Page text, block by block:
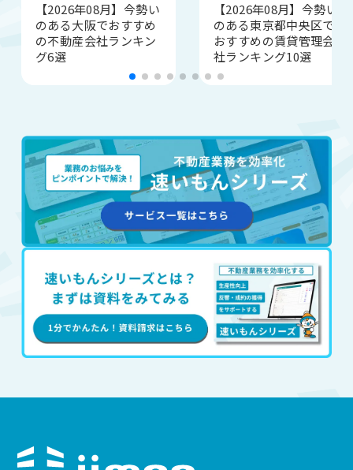
【2026年08月】今勢い
のある大阪でおすすめ
の不動産会社ランキン
グ6選
【2026年08月】今勢い
のある東京都中央区で
おすすめの賃貸管理会
社ランキング10選